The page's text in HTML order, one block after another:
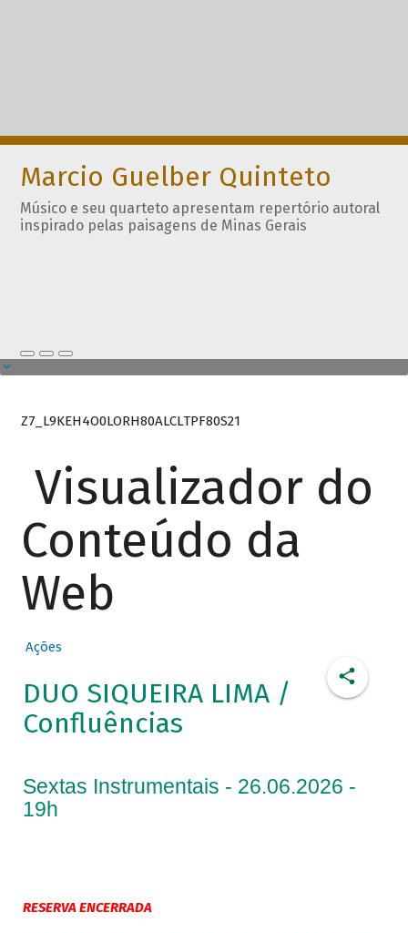
Marcio Guelber Quinteto
Músico e seu quarteto apresentam repertório autoral
inspirado pelas paisagens de Minas Gerais
Z7_L9KEH4O0LORH80ALCLTPF80S21
Visualizador do
Conteúdo da
Web
Ações
DUO SIQUEIRA LIMA /
Confluências
Sextas Instrumentais - 26.06.2026 -
19h
RESERVA ENCERRADA